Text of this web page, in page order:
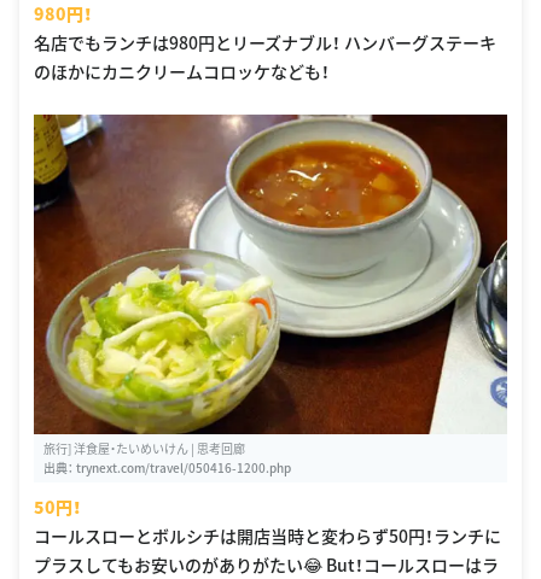
980円！
名店でもランチは980円とリーズナブル！ ハンバーグステーキ
のほかにカニクリームコロッケなども！
旅行] 洋食屋・たいめいけん | 思考回廊
出典： trynext.com/travel/050416-1200.php
50円！
コールスローとボルシチは開店当時と変わらず50円！ランチに
プラスしてもお安いのがありがたい😂 But！コールスローはラ